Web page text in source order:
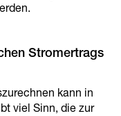
Stromertrags
kann in
viel Sinn, die zur